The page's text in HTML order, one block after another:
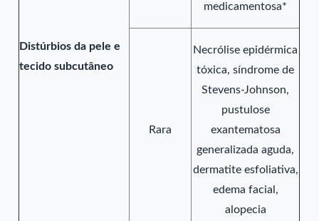
Distúrbios da pele e
tecido subcutâneo
medicamentosa*
Rara
Necrólise epidérmica
tóxica, síndrome de
Stevens-Johnson,
pustulose
exantematosa
generalizada aguda,
dermatite esfoliativa,
edema facial,
alopecia